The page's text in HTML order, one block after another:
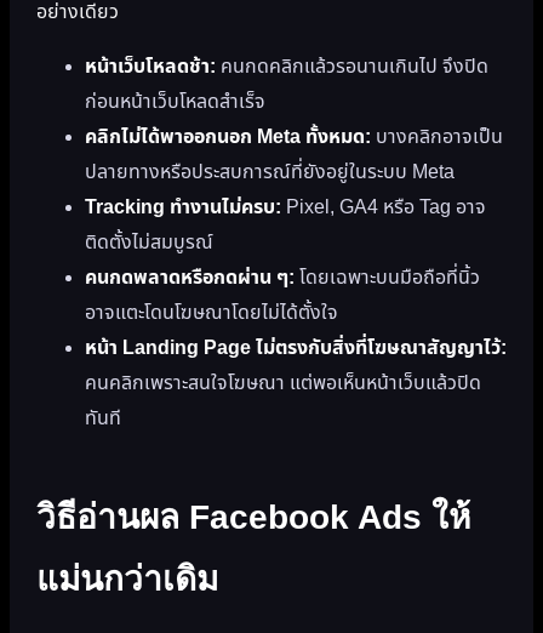
อย่างเดียว
หน้าเว็บโหลดช้า: คนกดคลิกแล้วรอนานเกินไป จึงปิด
ก่อนหน้าเว็บโหลดสำเร็จ
คลิกไม่ได้พาออกนอก Meta ทั้งหมด: บางคลิกอาจเป็น
ปลายทางหรือประสบการณ์ที่ยังอยู่ในระบบ Meta
Tracking ทำงานไม่ครบ: Pixel, GA4 หรือ Tag อาจ
ติดตั้งไม่สมบูรณ์
คนกดพลาดหรือกดผ่าน ๆ: โดยเฉพาะบนมือถือที่นิ้ว
อาจแตะโดนโฆษณาโดยไม่ได้ตั้งใจ
หน้า Landing Page ไม่ตรงกับสิ่งที่โฆษณาสัญญาไว้:
คนคลิกเพราะสนใจโฆษณา แต่พอเห็นหน้าเว็บแล้วปิด
ทันที
วิธีอ่านผล Facebook Ads ให้
แม่นกว่าเดิม